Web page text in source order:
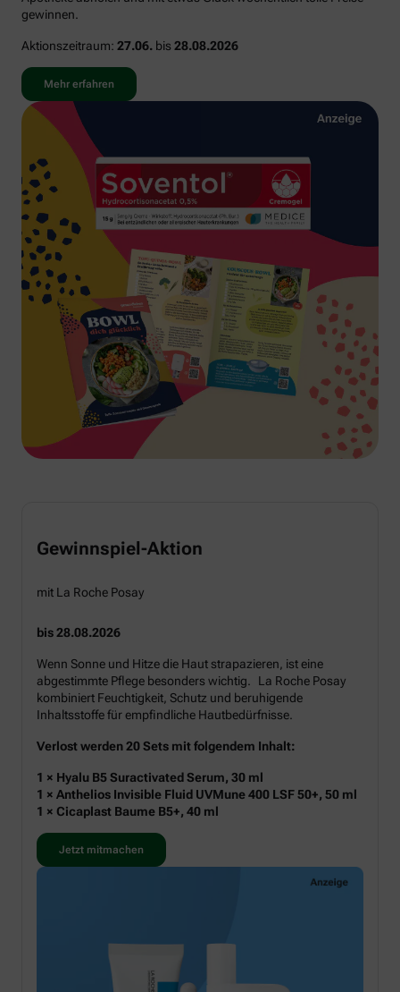
gewinnen.
Aktionszeitraum: 27.06. bis 28.08.2026
Mehr erfahren
Gewinnspiel-Aktion
mit La Roche Posay
bis 28.08.2026
Wenn Sonne und Hitze die Haut strapazieren, ist eine
abgestimmte Pflege besonders wichtig. La Roche Posay
kombiniert Feuchtigkeit, Schutz und beruhigende
Inhaltsstoffe für empfindliche Hautbedürfnisse.
Verlost werden 20 Sets mit folgendem Inhalt:
1 × Hyalu B5 Suractivated Serum, 30 ml
1 × Anthelios Invisible Fluid UVMune 400 LSF 50+, 50 ml
1 × Cicaplast Baume B5+, 40 ml
Jetzt mitmachen